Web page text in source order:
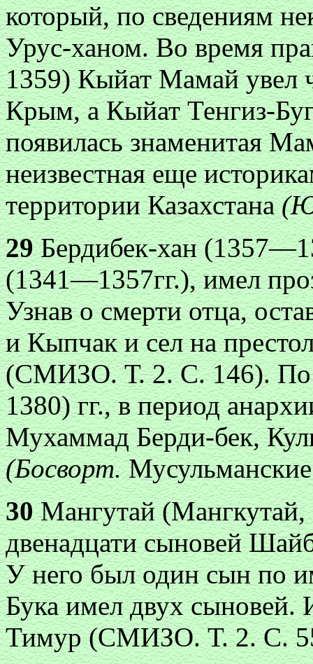
который, по сведениям
Урус-ханом. Во время
1359) Кыйат Мамай увел
Крым, а Кыйат Тенгиз-
появилась знаменитая
неизвестная еще
территории Казахстана
29Бердибек-хан
(1341—1357гг.), имел
Узнав о смерти отца,
и Кыпчак и сел на
(СМИЗО. Т. 2. С. 146). По
1380) гг., в период
Мухаммад Берди-бек,
(Босворт.
30Мангутай
двенадцати сыновей
У него был один сын по
Бука имел двух
Тимур (СМИЗО. Т. 2. С.